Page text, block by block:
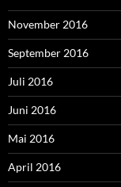
November 2016
September 2016
Juli 2016
Juni 2016
Mai 2016
April 2016